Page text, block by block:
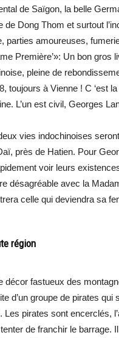
de Saïgon, la belle
de Dong Thom et surtout
parties amoureuses,
Première’»: Un bon gros
pleine de
toujours à Vienne ! C ‘est
L’un est civil, Georges
vies indochinoises
près de Hatien. Pour
voir leurs
désagréable avec la
celle qui deviendra sa
région
décor fastueux des
d’un groupe de pirates
Les pirates sont encerclés,
de franchir le barrage.